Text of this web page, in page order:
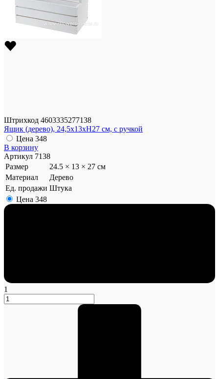
Штрихкод 4603335277138
Ящик (дерево), 24,5x13xH27 см, с ручкой
Цена 348
В корзину
Артикул 7138
Размер
24.5 × 13 × 27 см
Материал
Дерево
Ед. продажи Штука
Цена 348
1